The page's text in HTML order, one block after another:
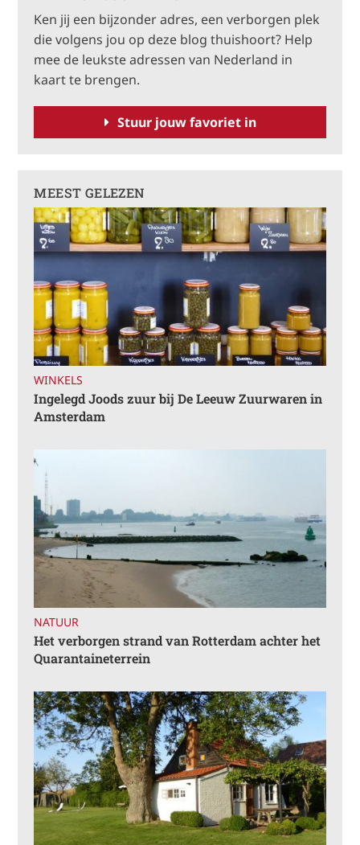
e
a
i
Ken jij een bijzonder adres, een verborgen plek
die volgens jou op deze blog thuishoort? Help
mee de leukste adressen van Nederland in
kaart te brengen.
Stuur jouw favoriet in
MEEST GELEZEN
WINKELS
Ingelegd Joods zuur bij De Leeuw Zuurwaren in
Amsterdam
NATUUR
Het verborgen strand van Rotterdam achter het
Quarantaineterrein